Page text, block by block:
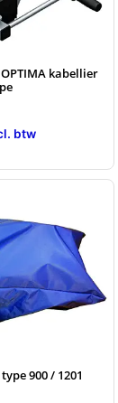
OPTIMA kabellier
btw
900 / 1201